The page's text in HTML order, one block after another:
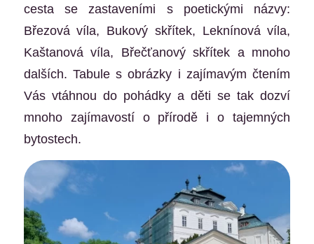
cesta se zastaveními s poetickými názvy:
Březová víla, Bukový skřítek, Leknínová víla,
Kaštanová víla, Břečťanový skřítek a mnoho
dalších. Tabule s obrázky i zajímavým čtením
Vás vtáhnou do pohádky a děti se tak dozví
mnoho zajímavostí o přírodě i o tajemných
bytostech.